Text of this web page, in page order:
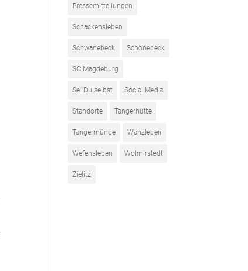
Pressemitteilungen
Schackensleben
Schwanebeck Schönebeck
SC Magdeburg
Sei Du selbst Social Media
Standorte Tangerhütte
Tangermünde Wanzleben
Wefensleben Wolmirstedt
Zielitz